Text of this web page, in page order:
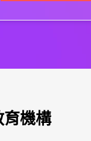
機構